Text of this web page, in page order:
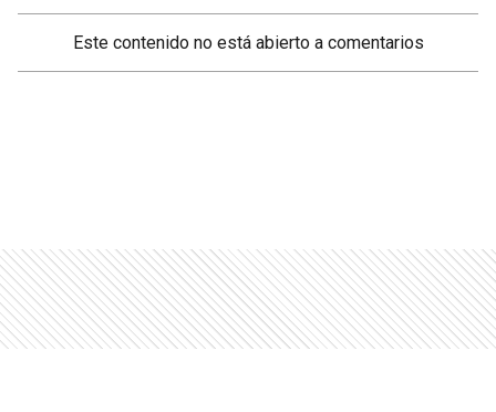
Este contenido no está abierto a comentarios